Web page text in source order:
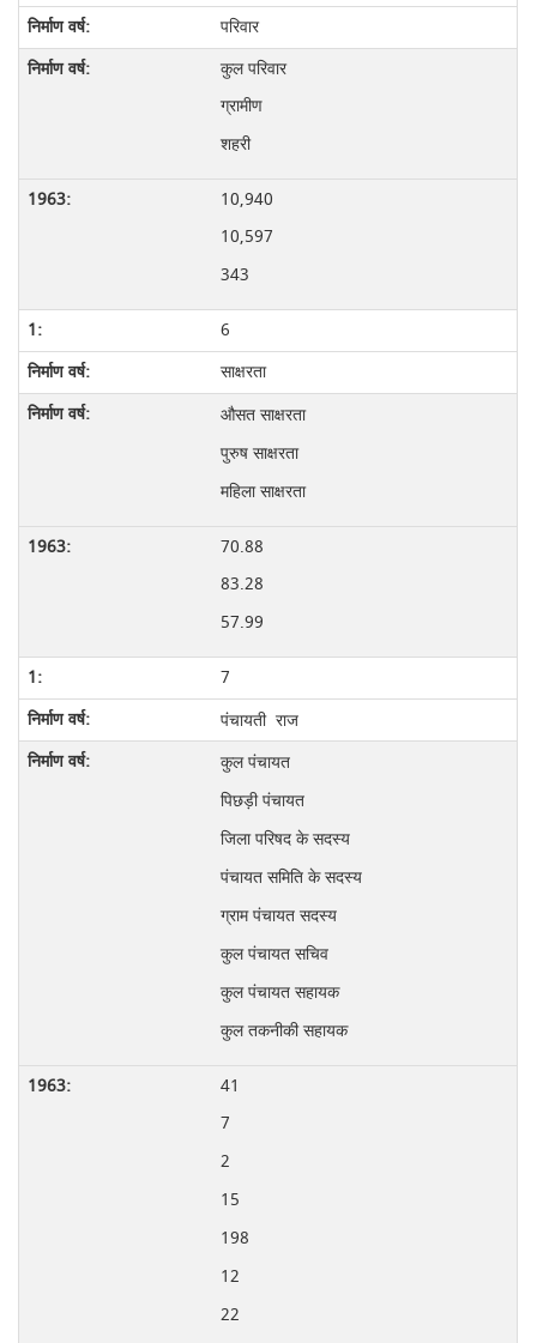
परिवार
कुल परिवार
ग्रामीण
शहरी
10,940
10,597
343
6
साक्षरता
औसत साक्षरता
पुरुष साक्षरता
महिला साक्षरता
70.88
83.28
57.99
7
पंचायती राज
कुल पंचायत
पिछड़ी पंचायत
जिला परिषद के सदस्य
पंचायत समिति के सदस्य
ग्राम पंचायत सदस्य
कुल पंचायत सचिव
कुल पंचायत सहायक
कुल तकनीकी सहायक
41
7
2
15
198
12
22